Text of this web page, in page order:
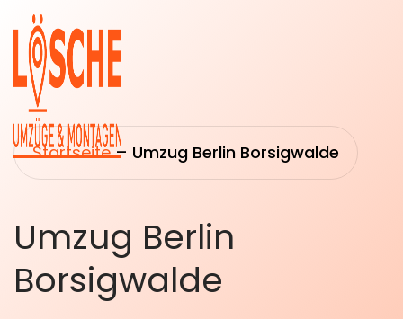
Startseite– Umzug Berlin Borsigwalde
Umzug Berlin
Borsigwalde
Umzüge
Transport
Startseite
Über uns